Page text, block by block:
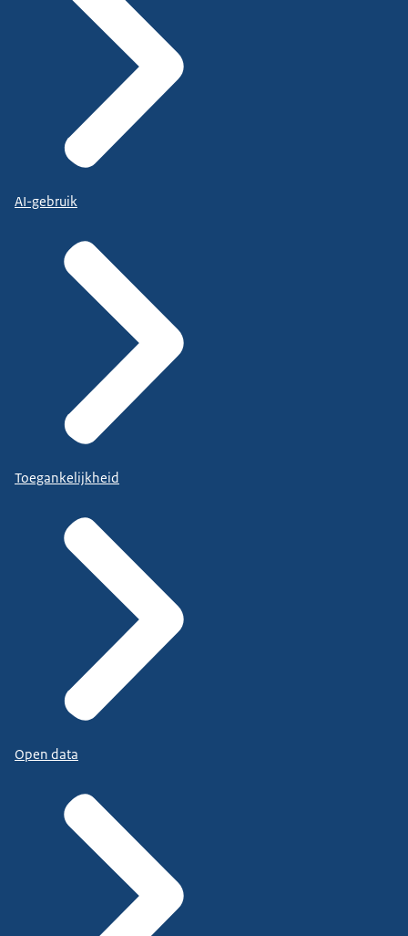
AI-gebruik
Toegankelijkheid
Open data